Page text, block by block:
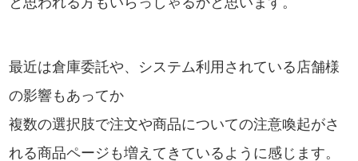
最近は倉庫委託や、システム利用されている店舗様
の影響もあってか
複数の選択肢で注文や商品についての注意喚起がさ
れる商品ページも増えてきているように感じます。